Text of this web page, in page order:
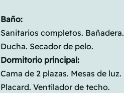
Baño:
Sanitarios completos. Bañadera.
Ducha. Secador de pelo.
Dormitorio principal:
Cama de 2 plazas. Mesas de luz.
Placard. Ventilador de techo.